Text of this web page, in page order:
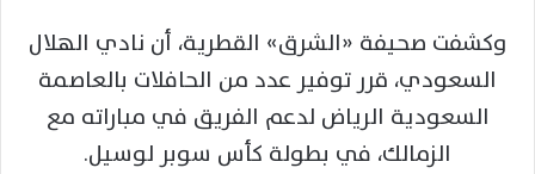
وكشفت صحيفة «الشرق» القطرية، أن نادي الهلال
السعودي، قرر توفير عدد من الحافلات بالعاصمة
السعودية الرياض لدعم الفريق في مباراته مع
الزمالك، في بطولة كأس سوبر لوسيل.